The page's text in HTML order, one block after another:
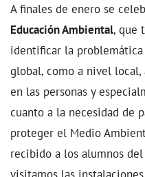
A finales de enero se
Educación Ambiental, que
identificar la
global, como a nivel
en las personas y
cuanto a la necesidad de
proteger el Medio
recibido a los alumnos